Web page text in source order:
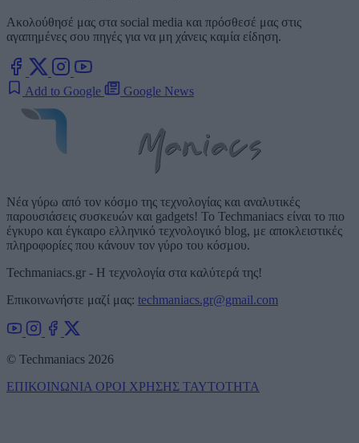
Ακολούθησέ μας στα social media και πρόσθεσέ μας στις
αγαπημένες σου πηγές για να μη χάνεις καμία είδηση.
Add to Google Google News
Νέα γύρω από τον κόσμο της τεχνολογίας και αναλυτικές
παρουσιάσεις συσκευών και gadgets! Το Techmaniacs είναι το πιο
έγκυρο και έγκαιρο ελληνικό τεχνολογικό blog, με αποκλειστικές
πληροφορίες που κάνουν τον γύρο του κόσμου.
Techmaniacs.gr - Η τεχνολογία στα καλύτερά της!
Επικοινωνήστε μαζί μας: techmaniacs.gr@gmail.com
© Techmaniacs 2026
ΕΠΙΚΟΙΝΩΝΙΑ ΟΡΟΙ ΧΡΗΣΗΣ ΤΑΥΤΟΤΗΤΑ